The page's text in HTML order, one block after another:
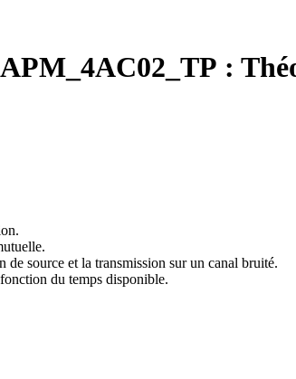
APM_4AC02_TP :
de source et la transmission sur un canal bruité.
du temps disponible.